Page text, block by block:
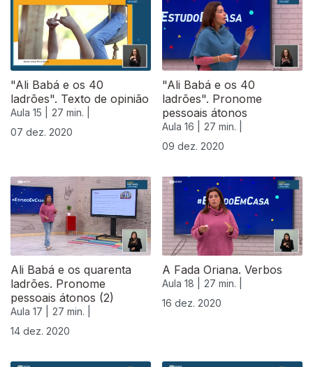
"Ali Babá e os 40
ladrões". Texto de opinião
Aula 15 |
27 min. |
07 dez. 2020
"Ali Babá e os 40
ladrões". Pronome
pessoais átonos
Aula 16 |
27 min. |
09 dez. 2020
Ali Babá e os quarenta
ladrões. Pronome
pessoais átonos (2)
Aula 17 |
27 min. |
14 dez. 2020
A Fada Oriana. Verbos
Aula 18 |
27 min. |
16 dez. 2020